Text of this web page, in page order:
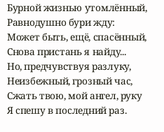
Бурной жизнью утомлённый,
Равнодушно бури жду:
Может быть, ещё, спасённый,
Снова пристань я найду...
Но, предчувствуя разлуку,
Неизбежный, грозный час,
Сжать твою, мой ангел, руку
Я спешу в последний раз.